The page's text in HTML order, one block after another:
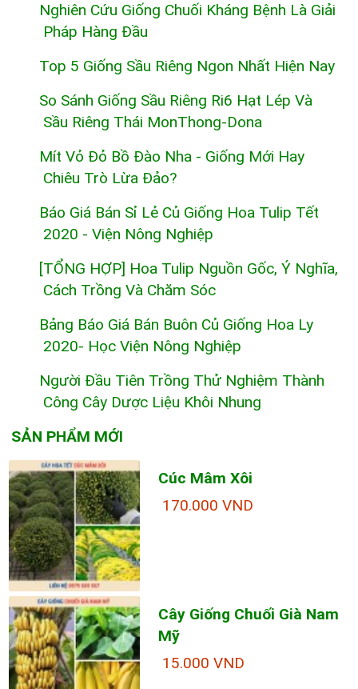
Nghiên Cứu Giống Chuối Kháng Bệnh Là Giải
Pháp Hàng Đầu
Top 5 Giống Sầu Riêng Ngon Nhất Hiện Nay
So Sánh Giống Sầu Riêng Ri6 Hạt Lép Và
Sầu Riêng Thái MonThong-Dona
Mít Vỏ Đỏ Bồ Đào Nha - Giống Mới Hay
Chiêu Trò Lừa Đảo?
Báo Giá Bán Sỉ Lẻ Củ Giống Hoa Tulip Tết
2020 - Viện Nông Nghiệp
[TỔNG HỢP] Hoa Tulip Nguồn Gốc, Ý Nghĩa,
Cách Trồng Và Chăm Sóc
Bảng Báo Giá Bán Buôn Củ Giống Hoa Ly
2020- Học Viện Nông Nghiệp
Người Đầu Tiên Trồng Thử Nghiệm Thành
Công Cây Dược Liệu Khôi Nhung
SẢN PHẨM MỚI
Cúc Mâm Xôi
170.000 VND
Cây Giống Chuối Già Nam
Mỹ
15.000 VND